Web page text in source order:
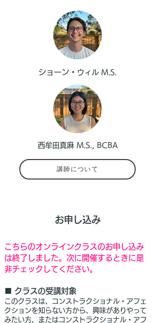
ショーン・ ​ウィル M.S.
西牟田真麻 M.S., BCBA
講師について
お申し込み
こちらのオンラインクラスのお申し込み
は終了しました。次に開催するときに是
非チェックしてください。
■ クラスの受講対象
このクラスは、コンストラクショナル・アフェ
クションを知らない方から、興味がありやって
みたい方、またはコンストラクショナル・アフ